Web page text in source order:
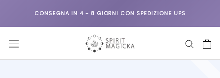
CONSEGNA IN 4 - 8 GIORNI CON SPEDIZIONE UPS